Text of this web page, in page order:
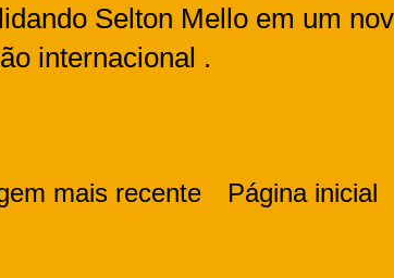
Selton Mello em um
internacional .
mais recente Página inicial